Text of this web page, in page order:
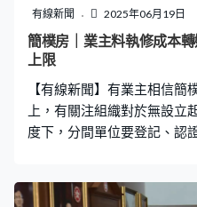
能由有經驗人士目測，你不
水。往後有條件時收緊都可
單。很簡單，你提升了（標
規模的影響。」 有議員就
有線新聞 2025年06月19日
簡樸房｜業主料執修成本
上限
【有線新聞】有業主相信
上，有關注組織對於無設立
度下，分間單位要登記、認
百一個月對營運者不重要，